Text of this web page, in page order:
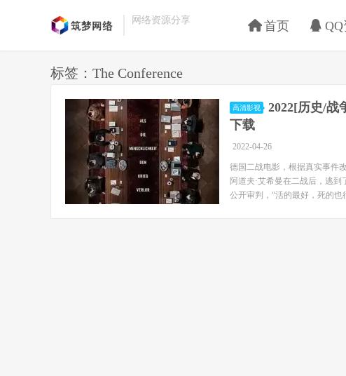
网络资源分享 首页
标签：The Conference
高清影视
2022[历史/战
下载
2022-04-26
德国二战电影，根据真实事件
阿道夫·艾希曼在二战后，逃
公开审判，“活的最好，死的也